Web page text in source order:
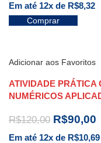
Em até 12x de R$8,32
Comprar
Adicionar aos Favoritos
ATIVIDADE PRÁTICA
NUMÉRICOS
R$120,00 R$90,00
Em até 12x de R$10,69